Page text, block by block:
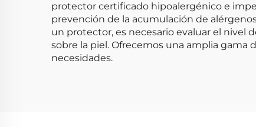
protector certificado hipoalergénico e
prevención de la acumulación de
un protector, es necesario evaluar el nivel
sobre la piel. Ofrecemos una amplia gama
necesidades.